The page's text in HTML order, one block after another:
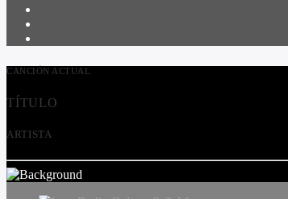
CANCIÓN ACTUAL
TÍTULO
ARTISTA